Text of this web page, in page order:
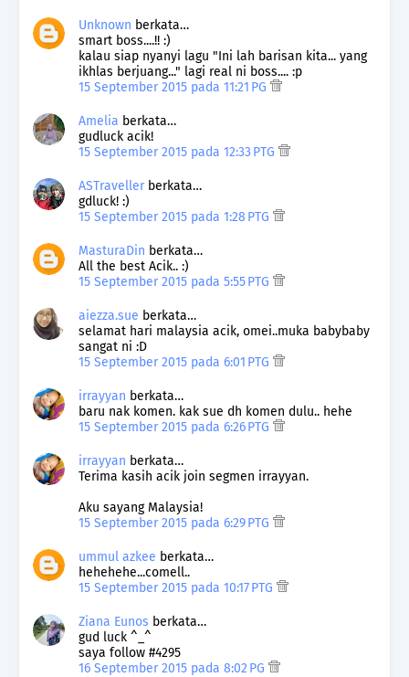
Unknown berkata…
smart boss....!! :)
kalau siap nyanyi lagu "Ini lah barisan kita... yang
ikhlas berjuang..." lagi real ni boss.... :p
15 September 2015 pada 11:21 PG
Amelia berkata…
gudluck acik!
15 September 2015 pada 12:33 PTG
ASTravellerberkata…
gdluck! :)
15 September 2015 pada 1:28 PTG
MasturaDin berkata…
All the best Acik.. :)
15 September 2015 pada 5:55 PTG
aiezza.sue berkata…
selamat hari malaysia acik, omei..muka babybaby
sangat ni :D
15 September 2015 pada 6:01 PTG
irrayyan berkata…
baru nak komen. kak sue dh komen dulu.. hehe
15 September 2015 pada 6:26 PTG
irrayyan berkata…
Terima kasih acik join segmen irrayyan.
Aku sayang Malaysia!
15 September 2015 pada 6:29 PTG
ummul azkee berkata…
hehehehe...comell..
15 September 2015 pada 10:17 PTG
Ziana Eunos berkata…
gud luck ^_^
saya follow #4295
16 September 2015 pada 8:02 PG